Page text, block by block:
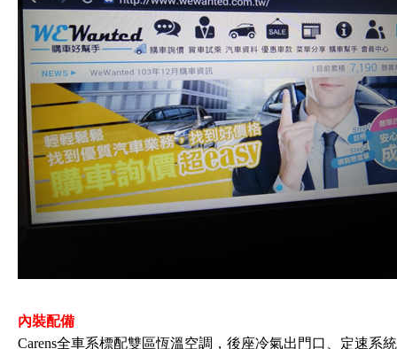
內裝配備
Carens全車系標配雙區恆溫空調，後座冷氣出門口、定速系